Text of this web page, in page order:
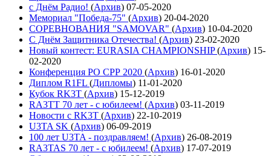
с Днём Радио! (Архив) 07-05-2020
Мемориал "Победа-75" (Архив) 20-04-2020
СОРЕВНОВАНИЯ "SAMOVAR" (Архив) 10-04-2020
С Днём Защитника Отечества! (Архив) 23-02-2020
Новый контест: EURASIA CHAMPIONSHIP(Архив) 15-
02-2020
Конференция РО СРР 2020 (Архив) 16-01-2020
Диплом R1FL (Дипломы) 11-01-2020
Кубок RK3T (Архив) 15-12-2019
RA3TT 70 лет - с юбилеем! (Архив) 03-11-2019
Новости с RK3T (Архив) 22-10-2019
U3TA SK (Архив) 06-09-2019
100 лет U3TA - поздравляем! (Архив) 26-08-2019
RA3TAS 70 лет - с юбилеем! (Архив) 17-07-2019